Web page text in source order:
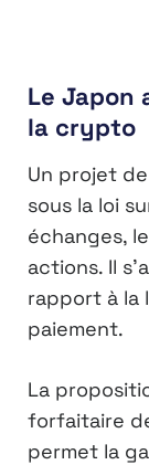
Le Japon
la crypto
Un projet
sous la loi
échanges,
actions. Il
rapport à la
paiement.
La
forfaitaire
permet la